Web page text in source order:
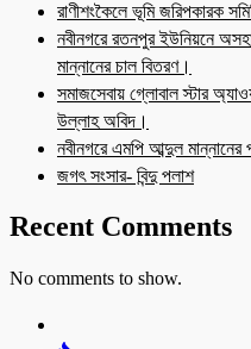
রাণীশংকৈলে ভূমি জরিপকারক
নবীনগরে রতনপুর ইউনিয়নে
মান্নানের চাল বিতরণ।
সমাজসেবায় গ্লোবাল স্টার
উল্লাহ অবিদ।
নবীনগরে এমপি আব্দুল মান্নানের
জগৎ সংসার- বিন্দু পলাশ
Recent Comments
No comments to show.